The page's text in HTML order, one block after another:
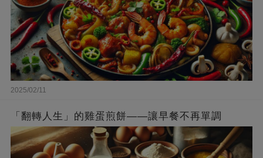
2025/02/11
「翻轉人生」的雞蛋煎餅——讓早餐不再單調